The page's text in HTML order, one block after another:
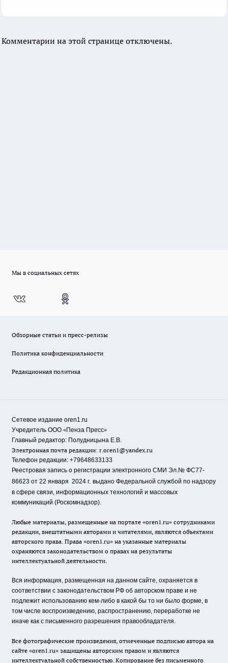
Комментарии на этой странице отключены.
Мы в социальных сетях
Обзорные статьи и пресс-релизы
Политика конфиденциальности
Редакционная политика
Сетевое издание oren1.ru
Учредитель ООО «Пенза Пресс»
Главный редактор: Полудницына Е.В.
Электронная почта редакции: r.oren1@yandex.ru
Телефон редакции: +79648633133
Реестровая запись о регистрации электронного СМИ Эл.№ ФС77-
86623 от 22 января 2024 г. выдано Федеральной службой по надзору
в сфере связи, информационных технологий и массовых
коммуникаций (Роскомнадзор).
Любые материалы, размещенные на портале «oren1.ru» сотрудниками
редакции, внештатными авторами и читателями, являются объектами
авторского права. Права «oren1.ru» на указанные материалы
охраняются законодательством о правах на результаты
интеллектуальной деятельности.
Вся информация, размещенная на данном сайте, охраняется в
соответствии с законодательством РФ об авторском праве и не
подлежит использованию кем-либо в какой бы то ни было форме, в
том числе воспроизведению, распространению, переработке не
иначе как с письменного разрешения правообладателя.
Все фотографические произведения, отмеченные подписью автора на
сайте «oren1.ru» защищены авторским правом и являются
интеллектуальной собственностью. Копирование без письменного